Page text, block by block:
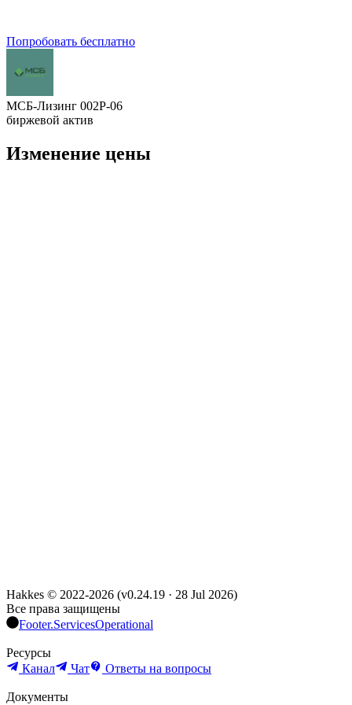
Попробовать бесплатно
МСБ-Лизинг 002Р-06
биржевой актив
Изменение цены
Hakkes © 2022-2026 (v0.24.19 · 28 Jul 2026)
Все права защищены
Footer.ServicesOperational
Ресурсы
Канал
Чат Ответы на вопросы
Документы